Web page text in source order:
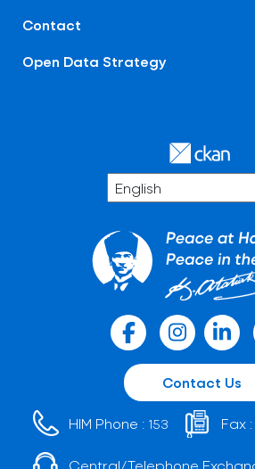
Contact
Open Data Strategy
Contact Us
HIM Phone : 153 Fax :
Central/Telephone